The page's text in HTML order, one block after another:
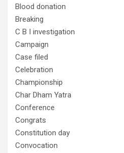
Blood donation
Breaking
C B I investigation
Campaign
Case filed
Celebration
Championship
Char Dham Yatra
Conference
Congrats
Constitution day
Convocation